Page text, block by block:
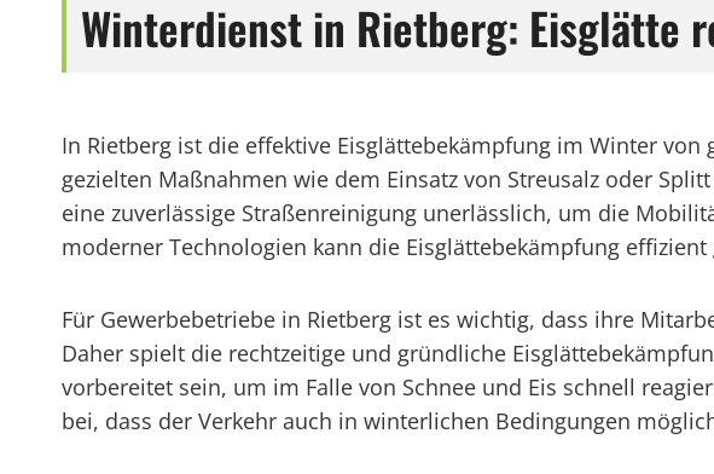
Winterdienst in Rietberg: Eisglätte
In Rietberg ist die effektive Eisglättebekämpfung im Winter
gezielten Maßnahmen wie dem Einsatz von Streusalz oder
eine zuverlässige Straßenreinigung unerlässlich, um die
moderner Technologien kann die Eisglättebekämpfung
Für Gewerbebetriebe in Rietberg ist es wichtig, dass ihre
Daher spielt die rechtzeitige und gründliche
vorbereitet sein, um im Falle von Schnee und Eis schnell
bei, dass der Verkehr auch in winterlichen Bedingungen